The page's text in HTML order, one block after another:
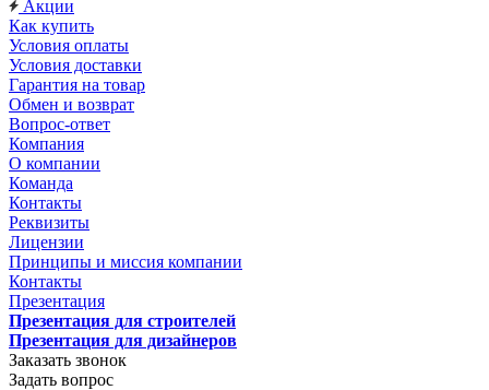
Акции
Как купить
Условия оплаты
Условия доставки
Гарантия на товар
Обмен и возврат
Вопрос-ответ
Компания
О компании
Команда
Контакты
Реквизиты
Лицензии
Принципы и миссия компании
Контакты
Презентация
Презентация для строителей
Презентация для дизайнеров
Заказать звонок
Задать вопрос